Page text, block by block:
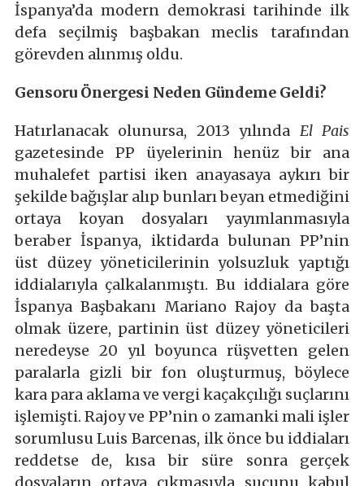
İspanya’da modern demokrasi tarihinde ilk
defa seçilmiş başbakan meclis tarafından
görevden alınmış oldu.
Gensoru Önergesi Neden Gündeme Geldi?
Hatırlanacak olunursa, 2013 yılında El Pais
gazetesinde PP üyelerinin henüz bir ana
muhalefet partisi iken anayasaya aykırı bir
şekilde bağışlar alıp bunları beyan etmediğini
ortaya koyan dosyaları yayımlanmasıyla
beraber İspanya, iktidarda bulunan PP’nin
üst düzey yöneticilerinin yolsuzluk yaptığı
iddialarıyla çalkalanmıştı. Bu iddialara göre
İspanya Başbakanı Mariano Rajoy da başta
olmak üzere, partinin üst düzey yöneticileri
neredeyse 20 yıl boyunca rüşvetten gelen
paralarla gizli bir fon oluşturmuş, böylece
kara para aklama ve vergi kaçakçılığı suçlarını
işlemişti. Rajoy ve PP’nin o zamanki mali işler
sorumlusu Luis Barcenas, ilk önce bu iddiaları
reddetse de, kısa bir süre sonra gerçek